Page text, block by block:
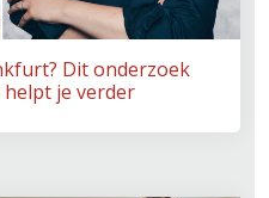
Dit onderzoek
je verder